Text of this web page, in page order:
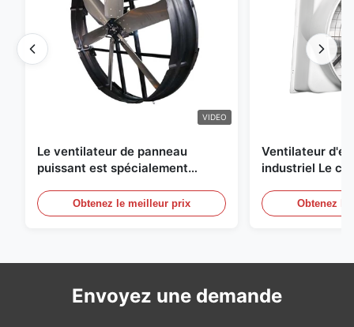
VIDEO
Le ventilateur de panneau
puissant est spécialement
diamètre de lame de 1830 mm et
un volume d'air de 120000 m3/h
Obtenez le meilleur prix
Ventilateur
industriel Le
et de Obtenez
Envoyez une demande